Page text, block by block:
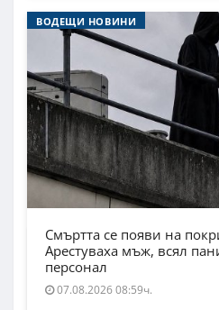
ВОДЕЩИ НОВИНИ
Смъртта се появи на
Арестуваха мъж, всял
персонал
07.08.2026 08:59ч.